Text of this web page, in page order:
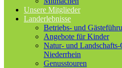
Unsere Mitglieder
Landerlebnisse
Betriebs- und
Angebote für Kinder
Natur- und
Niederrhein
Genusstouren